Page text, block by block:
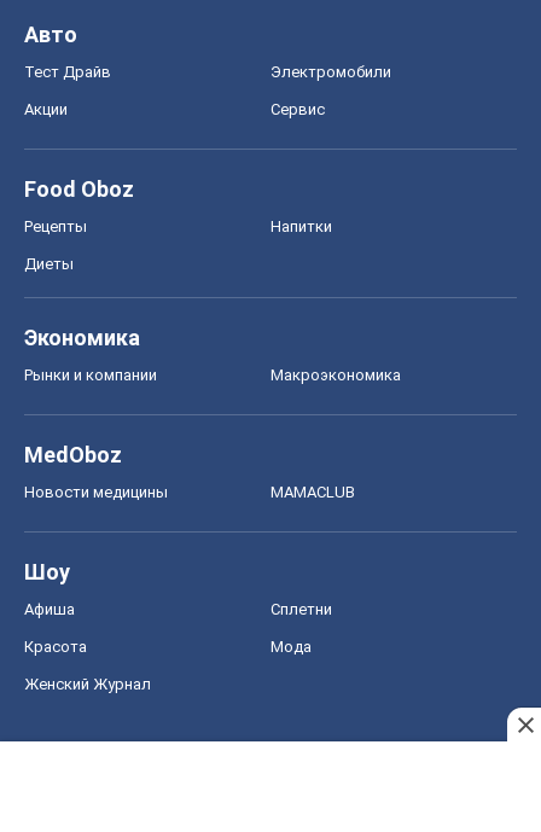
Авто
Тест Драйв Электромобили
Акции Сервис
Food Oboz
Рецепты Напитки
Диеты
Экономика
Рынки и компании Mакроэкономика
MedOboz
Новости медицины MAMACLUB
Шоу
Афиша Сплетни
Красота Мода
Женский Журнал